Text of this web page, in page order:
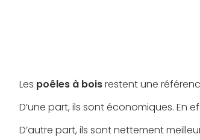
Les poêles à boisrestent une
D’une part, ils sont économiques. En
D’autre part, ils sont nettement